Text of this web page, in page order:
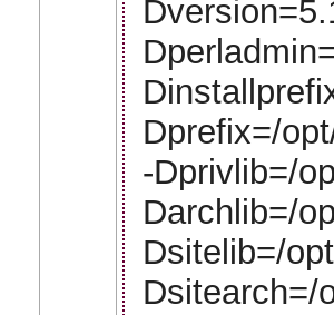
Dprefix=/
-Dprivlib=/
Darchlib=/
Dsitelib=/
Dsitearch=/